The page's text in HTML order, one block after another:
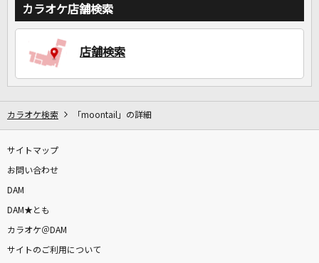
カラオケ店舗検索
店舗検索
カラオケ検索 「moontail」の詳細
サイトマップ
お問い合わせ
DAM
DAM★とも
カラオケ＠DAM
サイトのご利用について